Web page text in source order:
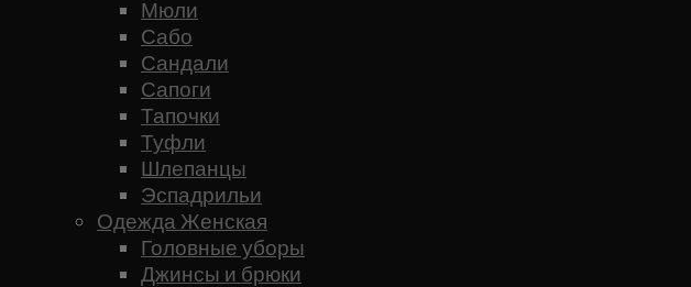
Мюли
Сабо
Сандали
Сапоги
Тапочки
Туфли
Шлепанцы
Эспадрильи
Одежда Женская
Головные уборы
Джинсы и брюки